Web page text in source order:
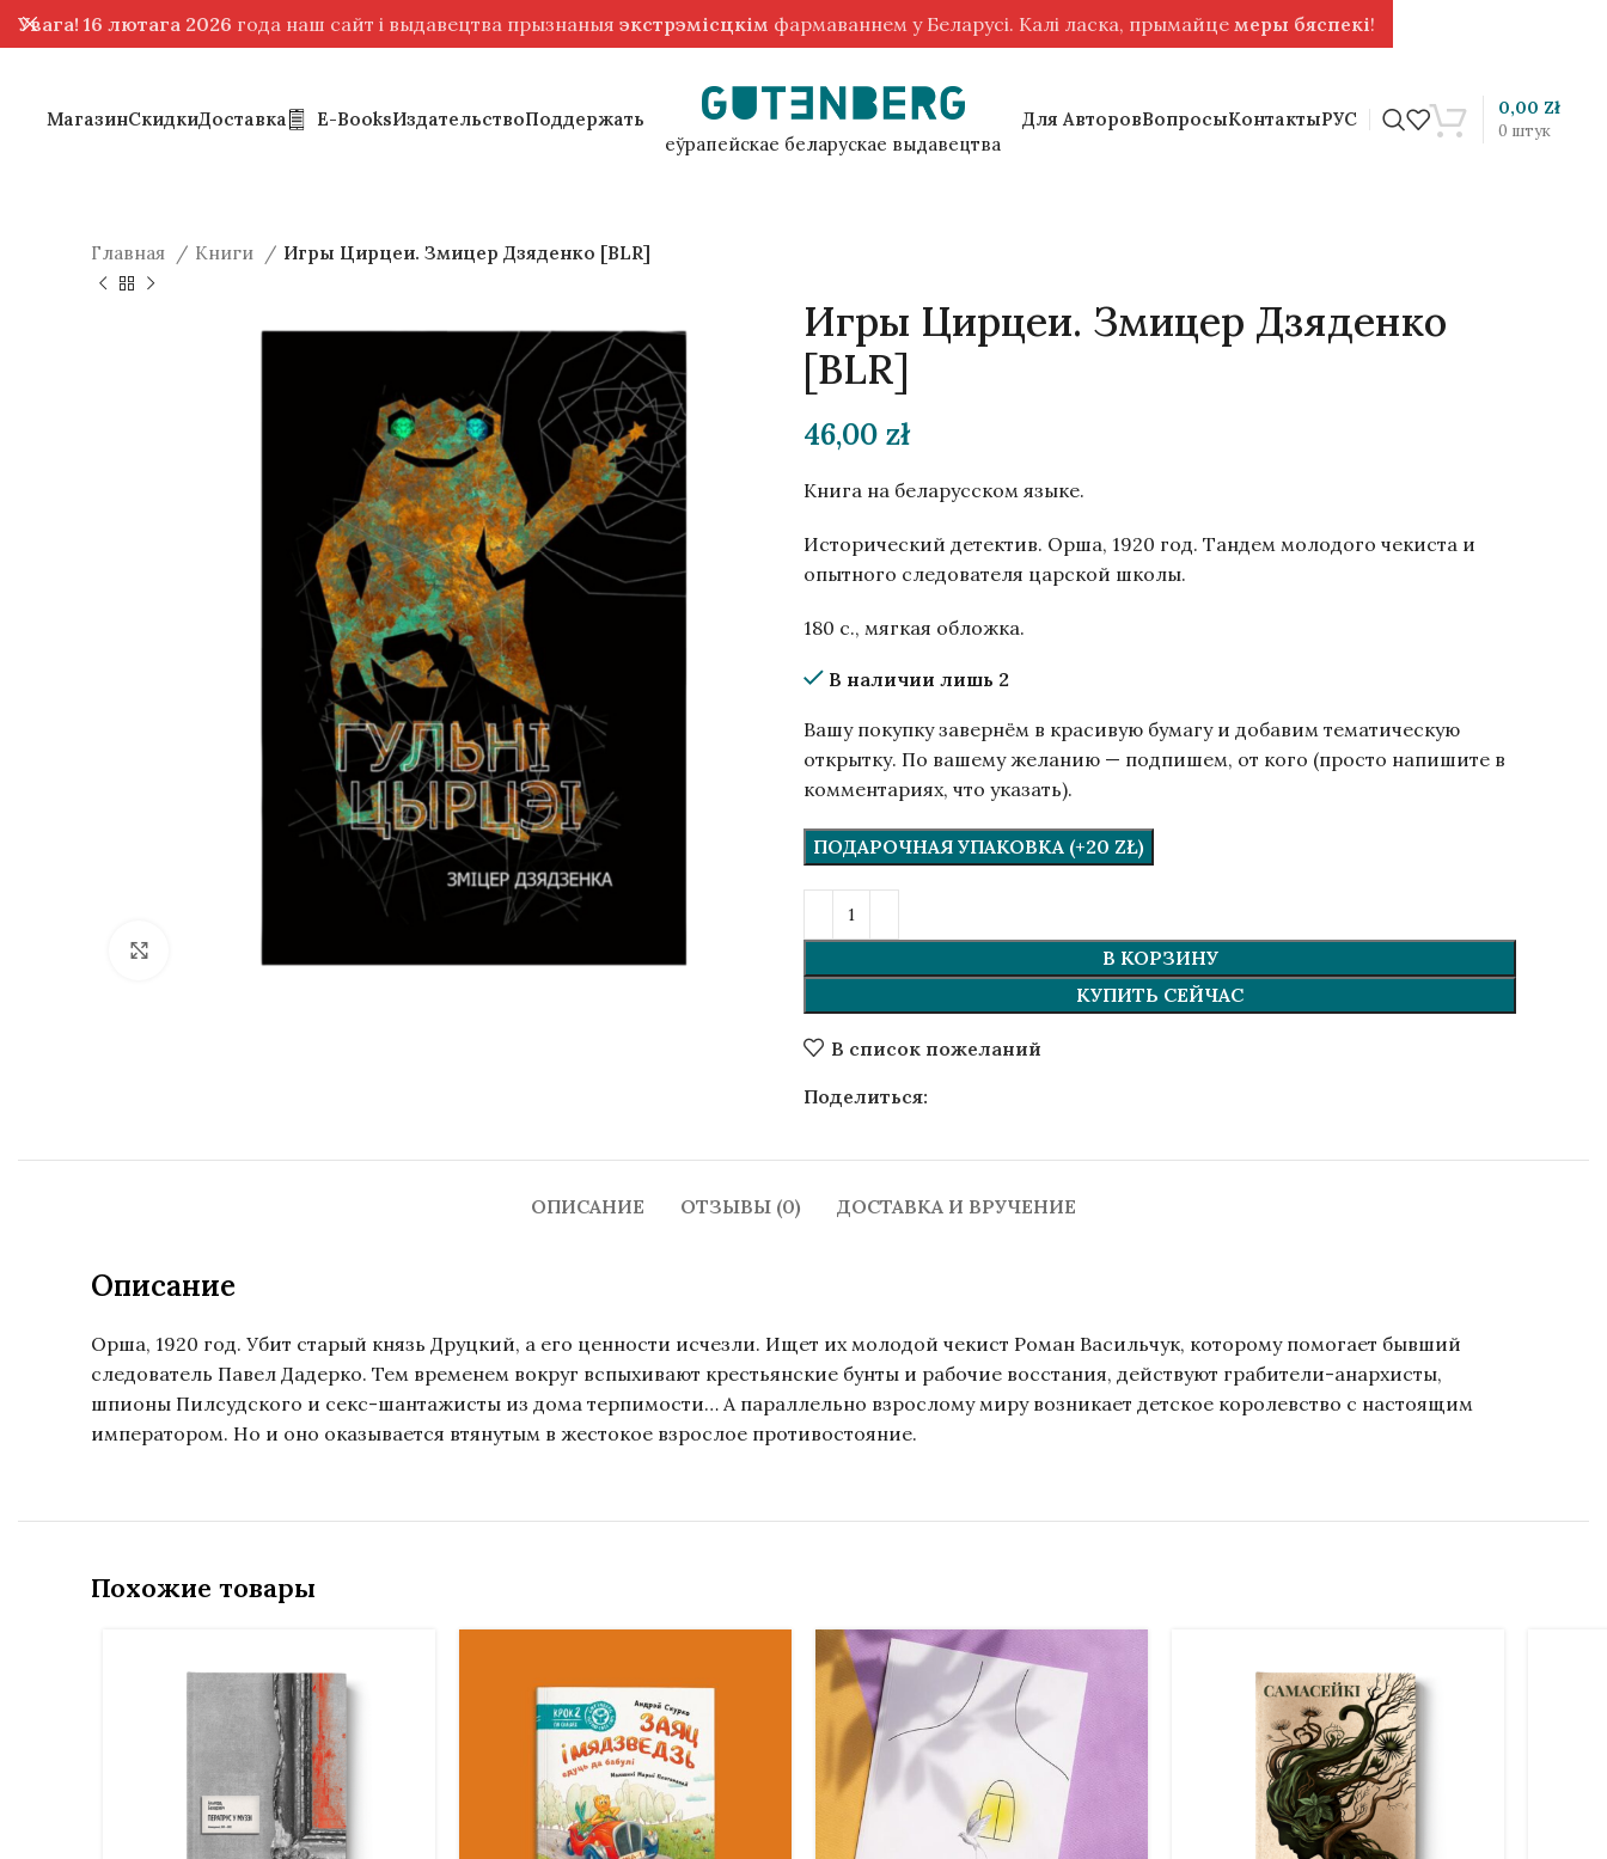
МагазинСкидкиДоставка E-BooksИздательствоПоддержать
еўрапейскае беларускае выдавецтва
Для АвторовВопросыКонтактыРУС
0 штук
0,00 Zł
Главная Книги Игры Цирцеи. Змицер Дзяденко [BLR]
Игры Цирцеи. Змицер Дзяденко
[BLR]
46,00 zł
Книга на беларусском языке.
Исторический детектив. Орша, 1920 год. Тандем молодого чекиста и
опытного следователя царской школы.
180 с., мягкая обложка.
В наличии лишь 2
Вашу покупку завернём в красивую бумагу и добавим тематическую
открытку. По вашему желанию — подпишем, от кого (просто напишите в
комментариях, что указать).
ПОДАРОЧНАЯ УПАКОВКА (+20 ZŁ)
В КОРЗИНУ
КУПИТЬ СЕЙЧАС
В список пожеланий
Поделиться:
ОПИСАНИЕ ОТЗЫВЫ (0) ДОСТАВКА И ВРУЧЕНИЕ
Описание
Орша, 1920 год. Убит старый князь Друцкий, а его ценности исчезли. Ищет их молодой чекист Роман Васильчук, которому помогает бывший
следователь Павел Дадерко. Тем временем вокруг вспыхивают крестьянские бунты и рабочие восстания, действуют грабители-анархисты,
шпионы Пилсудского и секс-шантажисты из дома терпимости… А параллельно взрослому миру возникает детское королевство с настоящим
императором. Но и оно оказывается втянутым в жестокое взрослое противостояние.
Похожие товары
Увага! 16 лютага 2026 года наш сайт і выдавецтва прызнаныя экстрэмісцкім фармаваннем у Беларусі. Калі ласка, прымайце меры бяспекі!